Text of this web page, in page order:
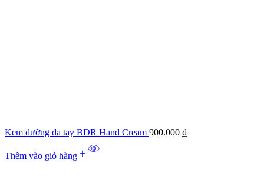
Kem dưỡng da tay BDR Hand Cream 900.000 ₫
Thêm vào giỏ hàng